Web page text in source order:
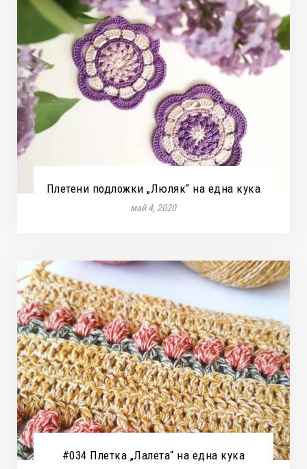
Плетени подложки „Люляк“ на една кука
май 4, 2020
#034 Плетка „Лалета“ на една кука